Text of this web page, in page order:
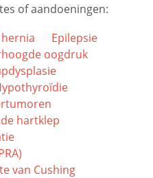
of aandoeningen:
Epilepsie
oogdruk
hartklep
van Cushing